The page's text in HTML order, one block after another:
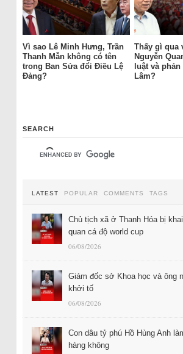
Vì sao Lê Minh Hưng, Trần
Thanh Mẫn không có tên
trong Ban Sửa đổi Điều Lệ
Đảng?
Thấy gì qua
Nguyễn
luật và
Lâm?
SEARCH
LATEST POPULAR COMMENTS TAGS
Chủ tịch xã ở Thanh Hóa bị
quan cá độ world cup
06/08/2026
Giám đốc sở Khoa học và ông
khởi tố
06/08/2026
Con dâu tỷ phú Hồ Hùng Anh
hàng không